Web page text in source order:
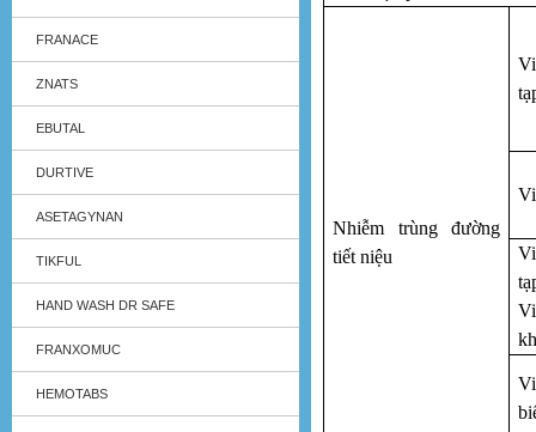
FRANACE
ZNATS
EBUTAL
DURTIVE
ASETAGYNAN
TIKFUL
HAND WASH DR SAFE
FRANXOMUC
HEMOTABS
Nhiễm trùng đường
tiết niệu